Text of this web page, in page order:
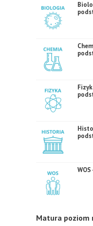
Matura poziom